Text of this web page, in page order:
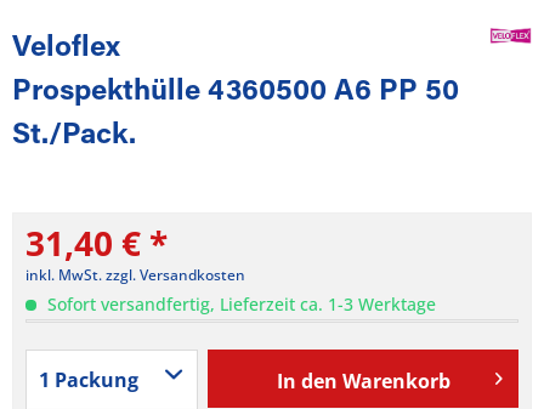
Veloflex
Prospekthülle 4360500 A6 PP 50
St./Pack.
31,40 € *
inkl. MwSt.zzgl. Versandkosten
Sofort versandfertig, Lieferzeit ca. 1-3 Werktage
In den Warenkorb